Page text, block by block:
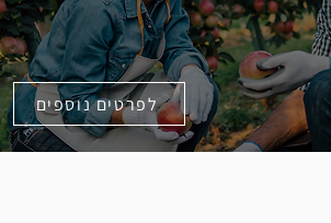
לפרטים נוספים